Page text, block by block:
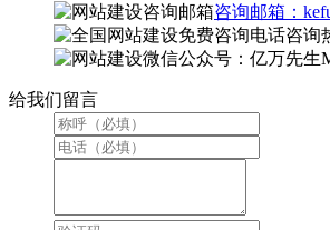
咨询邮箱：
咨询
微信公众号：亿万先生
给我们留言